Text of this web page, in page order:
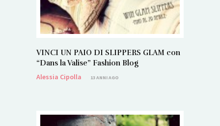
VINCI UN PAIO DI SLIPPERS GLAM con
“Dans la Valise” Fashion Blog
Alessia Cipolla
13 ANNI AGO